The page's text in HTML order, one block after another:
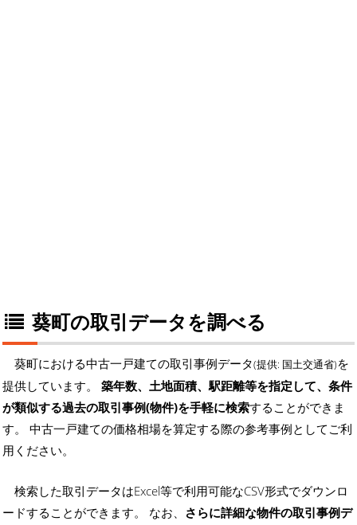
葵町の取引データを調べる
葵町における中古一戸建ての取引事例データ(提供: 国土交通省)を
提供しています。 築年数、土地面積、駅距離等を指定して、条件
が類似する過去の取引事例(物件)を手軽に検索することができま
す。 中古一戸建ての価格相場を算定する際の参考事例としてご利
用ください。
検索した取引データはExcel等で利用可能なCSV形式でダウンロ
ードすることができます。 なお、 さらに詳細な物件の取引事例デ